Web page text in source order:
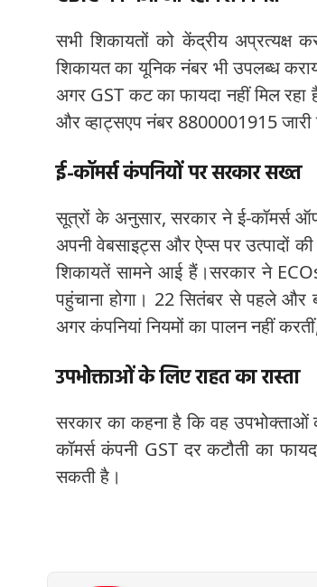
सभी शिकायतों को केंद्रीय अप्रत्यक्ष
शिकायत का यूनिक नंबर भी उपलब्ध
अगर GST कट का फायदा नहीं मिल
और व्हाट्सएप नंबर 8800001915 जारी
ई-कॉमर्स कंपनियों पर सरकार सख्त
सूत्रों के अनुसार, सरकार ने ई-कॉमर्स
अपनी वेबसाइट्स और ऐप्स पर उत्पादों
शिकायतें सामने आई हैं।सरकार ने
पहुंचाना होगा। 22 सितंबर से पहले और
अगर कंपनियां नियमों का पालन नहीं
उपभोक्ताओं के लिए राहत का रास्ता
सरकार का कहना है कि वह उपभोक्ताओं
कॉमर्स कंपनी GST दर कटौती का
सकती है।